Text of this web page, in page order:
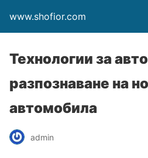
www.shofior.com
Технологии за
разпознаване на
автомобила
admin